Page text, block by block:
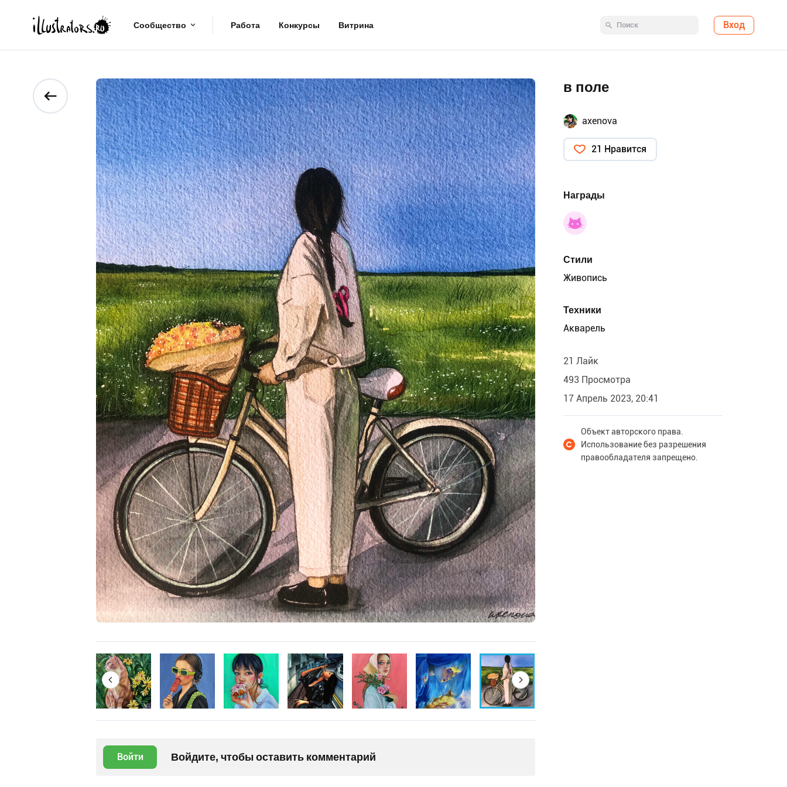
Сообщество Работа Конкурсы Витрина Вход
Войти Войдите, чтобы оставить комментарий
в поле
axenova
21 Нравится
Награды
Стили
Живопись
Техники
Акварель
21 Лайк
493 Просмотра
17 Апрель 2023, 20:41
Объект авторского права.
Использование без разрешения
правообладателя запрещено.